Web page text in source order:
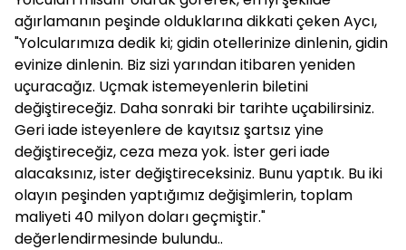
ağırlamanın peşinde olduklarına dikkati çeken Aycı,
"Yolcularımıza dedik ki; gidin otellerinize dinlenin, gidin
evinize dinlenin. Biz sizi yarından itibaren yeniden
uçuracağız. Uçmak istemeyenlerin biletini
değiştireceğiz. Daha sonraki bir tarihte uçabilirsiniz.
Geri iade isteyenlere de kayıtsız şartsız yine
değiştireceğiz, ceza meza yok. İster geri iade
alacaksınız, ister değiştireceksiniz. Bunu yaptık. Bu iki
olayın peşinden yaptığımız değişimlerin, toplam
maliyeti 40 milyon doları geçmiştir."
değerlendirmesinde bulundu..